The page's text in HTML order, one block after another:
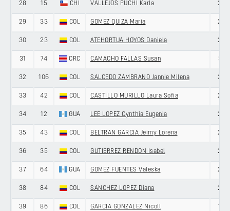
28 15 CHI VALLEJOS PUCHI Karla 28
29 33 COL GOMEZ QUIZA Maria 26
30 23 COL ATEHORTUA HOYOS Daniela 22
31 74 CRC CAMACHO FALLAS Susan 31
32 106 COL SALCEDO ZAMBRANO Jannie Milena 33
33 42 COL CASTILLO MURILLO Laura Sofia 22
34 12 GUA LEE LOPEZ Cynthia Eugenia 28
35 43 COL BELTRAN GARCIA Jeimy Lorena 27
36 35 COL GUTIERREZ RENDON Isabel 20
37 64 GUA GOMEZ FUENTES Valeska 27
38 84 COL SANCHEZ LOPEZ Diana 27
39 86 COL GARCIA GONZALEZ Nicoll 19